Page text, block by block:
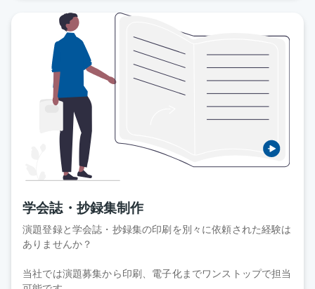
学会誌・抄録集制作
演題登録と学会誌・抄録集の印刷を別々に依頼された経験は
ありませんか？
当社では演題募集から印刷、電子化までワンストップで担当